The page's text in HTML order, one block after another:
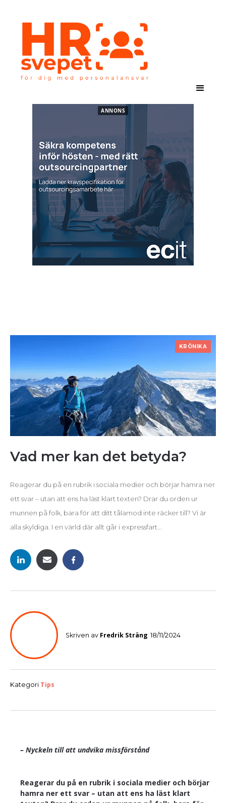
KRÖNIKA
Vad mer kan det betyda?
Reagerar du på en rubrik i sociala medier och börjar hamra ner
ett svar – utan att ens ha läst klart texten? Drar du orden ur
munnen på folk, bara för att ditt tålamod inte räcker till? Vi är
alla skyldiga. I en värld där allt går i expressfart...
Skriven av Fredrik Sträng 18/11/2024
Kategori Tips
– Nyckeln till att undvika missförstånd
Reagerar du på en rubrik i sociala medier och börjar
hamra ner ett svar – utan att ens ha läst klart